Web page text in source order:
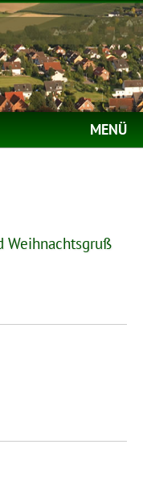
MENÜ
Weihnachtsgruß